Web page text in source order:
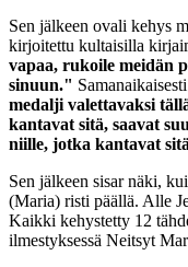
Sen jälkeen ovali kehys
kirjoitettu kultaisilla
vapaa, rukoile meidän
sinuun."
medalji valettavaksi
kantavat sitä, saavat
niille, jotka kantavat
Sen jälkeen sisar näki,
(Maria) risti päällä. Alle
Kaikki kehystetty 12
ilmestyksessä Neitsyt